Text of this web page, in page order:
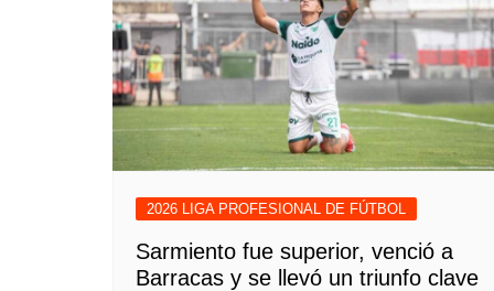
2026 LIGA PROFESIONAL DE FÚTBOL
Sarmiento fue superior, venció a
Barracas y se llevó un triunfo clave